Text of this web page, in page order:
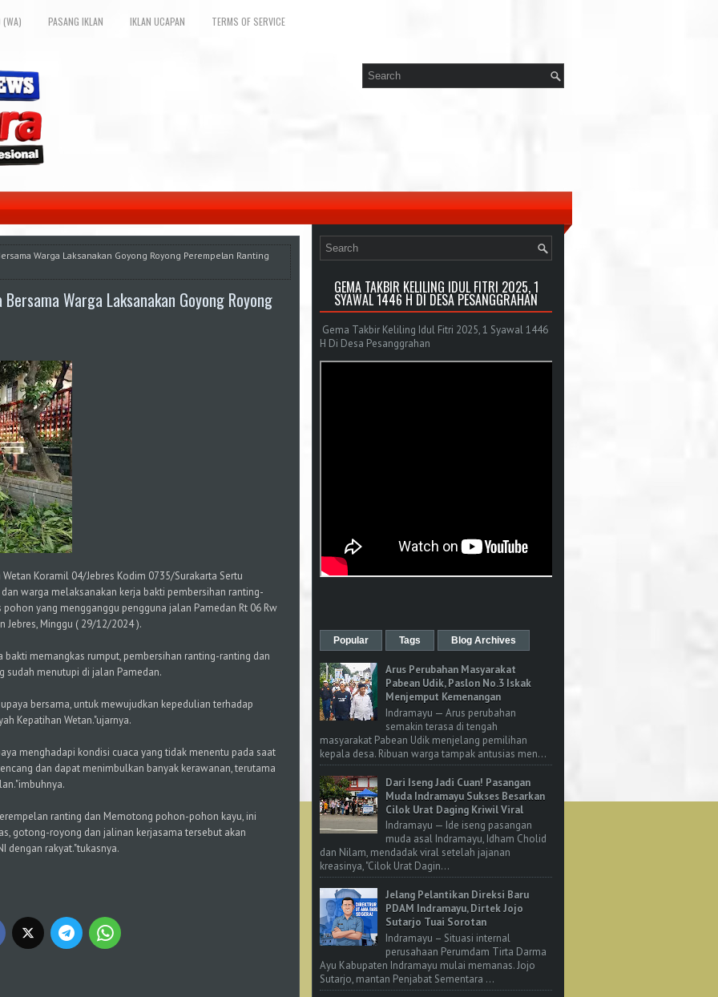
PASANG IKLAN IKLAN UCAPAN TERMS OF SERVICE
Warga Laksanakan Goyong Royong Perempelan Ranting
Warga Laksanakan Goyong Royong
Koramil 04/Jebres Kodim 0735/Surakarta Sertu
warga melaksanakan kerja bakti pembersihan ranting-
yang mengganggu pengguna jalan Pamedan Rt 06 Rw
Jebres, Minggu ( 29/12/2024 ).
memangkas rumput, pembersihan ranting-ranting dan
menutupi di jalan Pamedan.
bersama, untuk mewujudkan kepedulian terhadap
Kepatihan Wetan."ujarnya.
menghadapi kondisi cuaca yang tidak menentu pada saat
dan dapat menimbulkan banyak kerawanan, terutama
ranting dan Memotong pohon-pohon kayu, ini
gotong-royong dan jalinan kerjasama tersebut akan
dengan rakyat."tukasnya.
GEMA TAKBIR KELILING IDUL FITRI 2025, 1
SYAWAL 1446 H DI DESA PESANGGRAHAN
Gema Takbir Keliling Idul Fitri 2025, 1 Syawal 1446
H Di Desa Pesanggrahan
Popular Tags Blog Archives
Arus Perubahan Masyarakat
Pabean Udik, Paslon No.3 Iskak
Menjemput Kemenangan
Indramayu — Arus perubahan
semakin terasa di tengah
masyarakat Pabean Udik menjelang pemilihan
kepala desa. Ribuan warga tampak antusias men...
Dari Iseng Jadi Cuan! Pasangan
Muda Indramayu Sukses Besarkan
Cilok Urat Daging Kriwil Viral
Indramayu — Ide iseng pasangan
muda asal Indramayu, Idham Cholid
dan Nilam, mendadak viral setelah jajanan
kreasinya, "Cilok Urat Dagin...
Jelang Pelantikan Direksi Baru
PDAM Indramayu, Dirtek Jojo
Sutarjo Tuai Sorotan
Indramayu – Situasi internal
perusahaan Perumdam Tirta Darma
Ayu Kabupaten Indramayu mulai memanas. Jojo
Sutarjo, mantan Penjabat Sementara ...